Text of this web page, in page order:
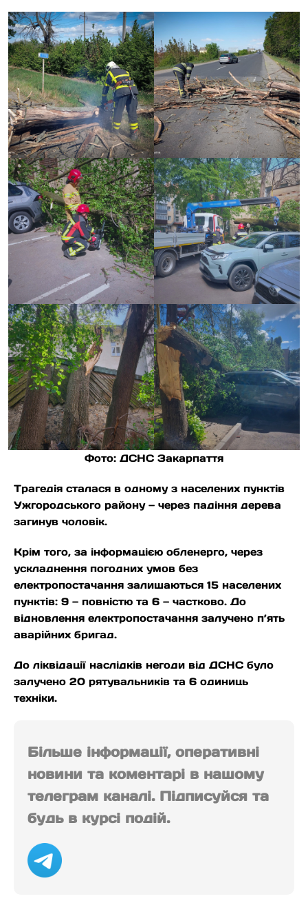
Фото: ДСНС Закарпаття
Трагедія сталася в одному з населених пунктів
Ужгородського району — через падіння дерева
загинув чоловік.
Крім того, за інформацією обленерго, через
ускладнення погодних умов без
електропостачання залишаються 15 населених
пунктів: 9 — повністю та 6 — частково. До
відновлення електропостачання залучено п’ять
аварійних бригад.
До ліквідації наслідків негоди від ДСНС було
залучено 20 рятувальників та 6 одиниць
техніки.
Більше інформації, оперативні
новини та коментарі в нашому
телеграм каналі. Підписуйся та
будь в курсі подій.